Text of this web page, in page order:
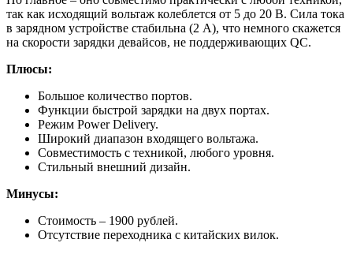
так как исходящий вольтаж колеблется от 5 до 20 В. Сила тока
в зарядном устройстве стабильна (2 А), что немного скажется
на скорости зарядки девайсов, не поддерживающих QC.
Плюсы:
Большое количество портов.
Функции быстрой зарядки на двух портах.
Режим Power Delivery.
Широкий диапазон входящего вольтажа.
Совместимость с техникой, любого уровня.
Стильный внешний дизайн.
Минусы:
Стоимость – 1900 рублей.
Отсутствие переходника с китайских вилок.